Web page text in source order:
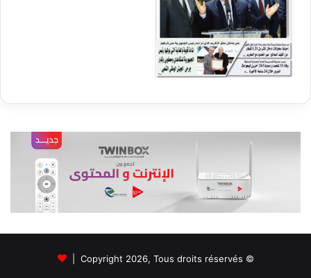
© Copyright 2026, Tous droits réservés |